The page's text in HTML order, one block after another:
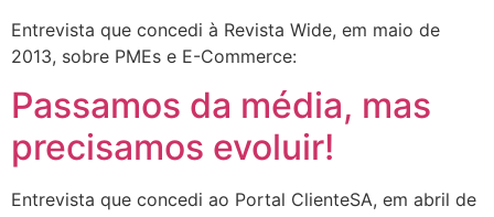
Entrevista que concedi à Revista Wide, em maio de
2013, sobre PMEs e E-Commerce:
Passamos da média, mas
precisamos evoluir!
Entrevista que concedi ao Portal ClienteSA, em abril de